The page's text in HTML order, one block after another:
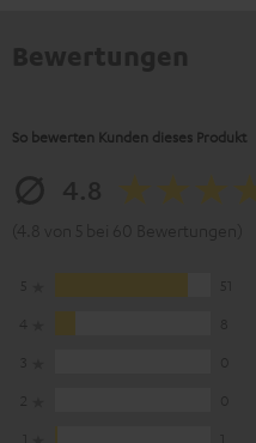
So bewerten Kunden dieses Produkt